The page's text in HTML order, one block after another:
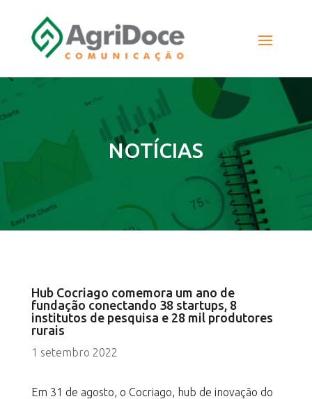
NOTÍCIAS
Hub Cocriago comemora um ano de
fundação conectando 38 startups, 8
institutos de pesquisa e 28 mil produtores
rurais
1 setembro 2022
Em 31 de agosto, o Cocriago, hub de inovação do